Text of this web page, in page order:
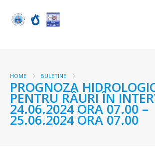
HOME BULETINE
PROGNOZA
PENTRU RÂURI ÎN
24.06.2024 ORA 07.00 –
25.06.2024 ORA 07.00